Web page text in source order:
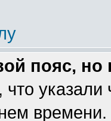
пояс,
указали